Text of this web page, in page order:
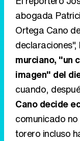
abogada
Ortega Cano
declaraciones",
murciano, "un
imagen" del
cuando,
Cano decide
comunicado
torero incluso